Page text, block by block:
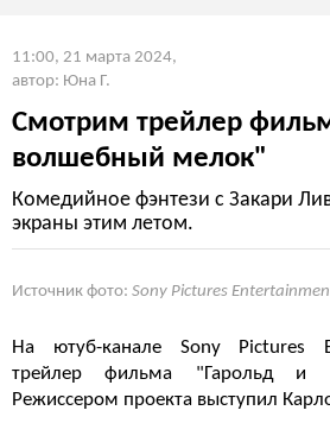
11:00, 21 марта 2024,
автор: Юна Г.
Смотрим трейлер
волшебный мелок"
Комедийное фэнтези с Закари
экраны этим летом.
Источник фото: Sony Pictures
На ютуб-канале Sony Pictures
трейлер фильма "Гарольд и
Режиссером проекта выступил